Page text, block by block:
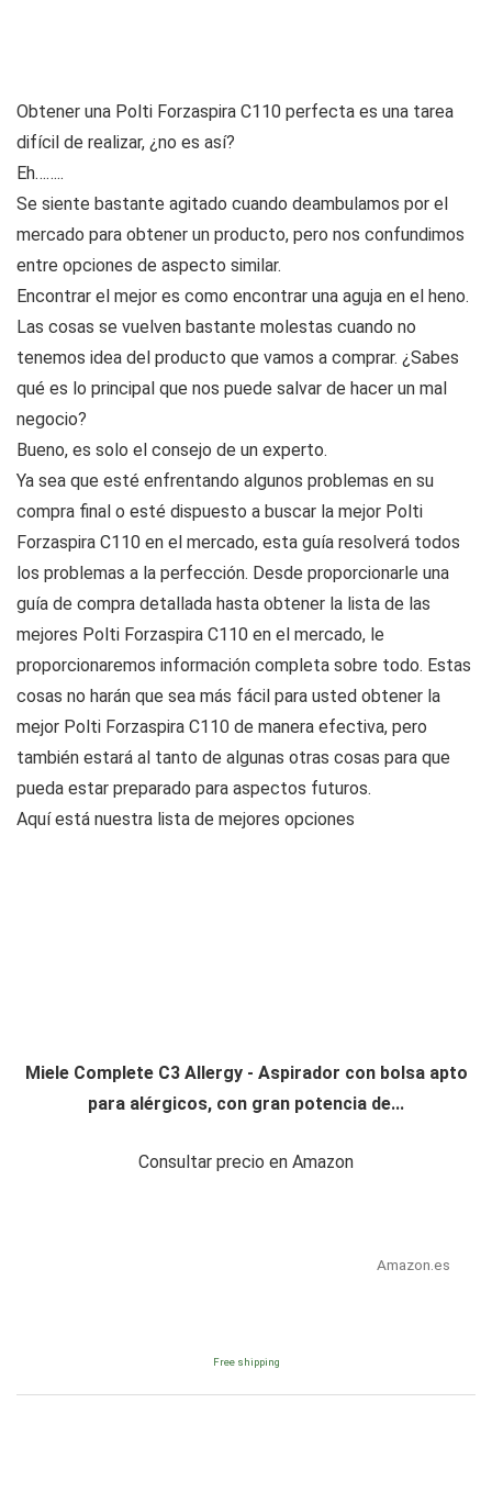
Obtener una Polti Forzaspira C110 perfecta es una tarea
difícil de realizar, ¿no es así?
Eh……..
Se siente bastante agitado cuando deambulamos por el
mercado para obtener un producto, pero nos confundimos
entre opciones de aspecto similar.
Encontrar el mejor es como encontrar una aguja en el heno.
Las cosas se vuelven bastante molestas cuando no
tenemos idea del producto que vamos a comprar. ¿Sabes
qué es lo principal que nos puede salvar de hacer un mal
negocio?
Bueno, es solo el consejo de un experto.
Ya sea que esté enfrentando algunos problemas en su
compra final o esté dispuesto a buscar la mejor Polti
Forzaspira C110 en el mercado, esta guía resolverá todos
los problemas a la perfección. Desde proporcionarle una
guía de compra detallada hasta obtener la lista de las
mejores Polti Forzaspira C110 en el mercado, le
proporcionaremos información completa sobre todo. Estas
cosas no harán que sea más fácil para usted obtener la
mejor Polti Forzaspira C110 de manera efectiva, pero
también estará al tanto de algunas otras cosas para que
pueda estar preparado para aspectos futuros.
Aquí está nuestra lista de mejores opciones
Miele Complete C3 Allergy - Aspirador con bolsa apto
para alérgicos, con gran potencia de...
Consultar precio en Amazon
Amazon.es
Free shipping